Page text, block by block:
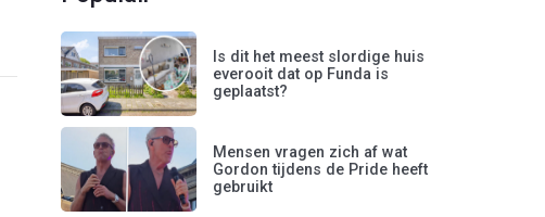
Is dit het meest slordige huis
everooit dat op Funda is
geplaatst?
Mensen vragen zich af wat
Gordon tijdens de Pride heeft
gebruikt